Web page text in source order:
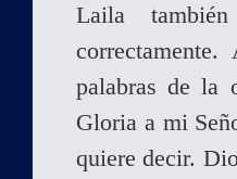
Laila
palabras de la
Gloria a mi
quiere decir.